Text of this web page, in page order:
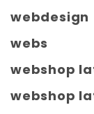
webdesign
webs
webshop
webshop